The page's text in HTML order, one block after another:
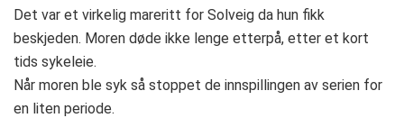
Det var et virkelig mareritt for Solveig da hun fikk
beskjeden. Moren døde ikke lenge etterpå, etter et kort
tids sykeleie.
Når moren ble syk så stoppet de innspillingen av serien for
en liten periode.